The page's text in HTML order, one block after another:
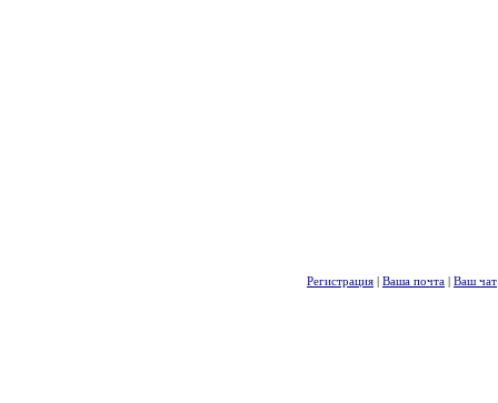
Регистрация | Ваша почта | Ваш чат